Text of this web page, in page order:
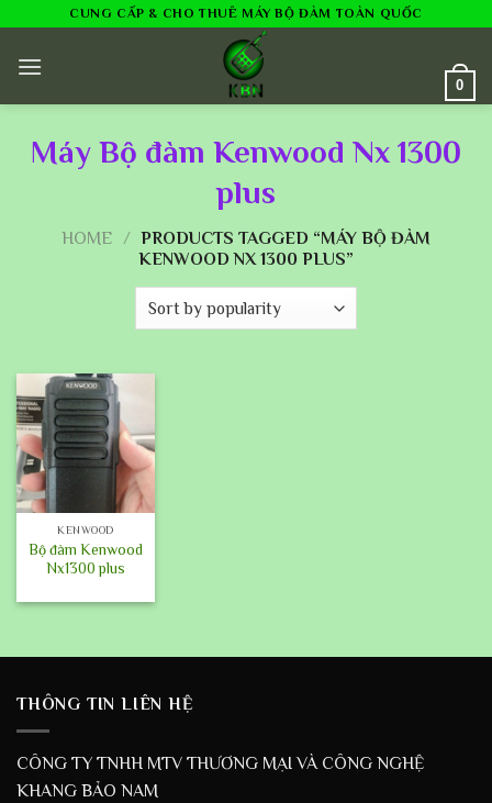
content
CUNG CẤP & CHO THUÊ MÁY BỘ ĐÀM TOÀN QUỐC
0
Máy Bộ đàm Kenwood Nx 1300
plus
HOME / PRODUCTS TAGGED “MÁY BỘ ĐÀM
KENWOOD NX 1300 PLUS”
KENWOOD
Bộ đàm Kenwood
Nx1300 plus
THÔNG TIN LIÊN HỆ
CÔNG TY TNHH MTV THƯƠNG MẠI VÀ CÔNG NGHỆ
KHANG BẢO NAM